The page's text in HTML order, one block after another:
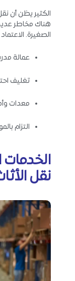
الكثير يظن أن
هناك مخاطر
الصغيرة.
عمالة
تغليف
معدات
التزام
نقل